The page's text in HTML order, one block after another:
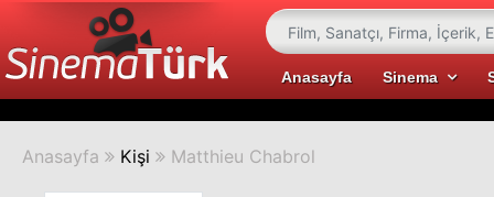
Anasayfa Sinema
Anasayfa Kişi Matthieu Chabrol